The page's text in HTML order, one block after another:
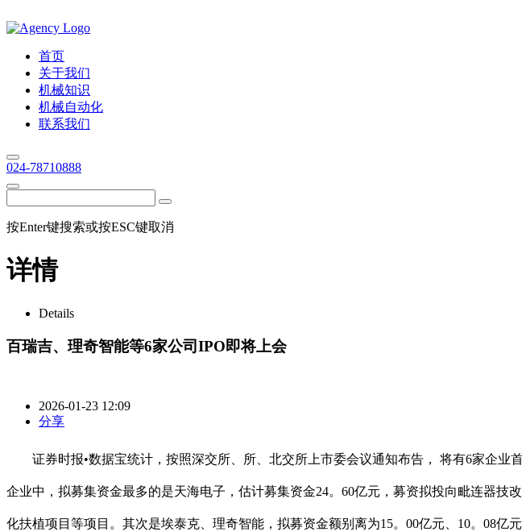
首页
关于我们
机械知识
机械自动化
联系我们
024-78710888
按Enter键搜索或按ESC键取消
详情
Details
百瑞吉、理奇智能等6家公司IPO即将上会
2026-01-23 12:09
分享
证券时报•数据宝统计，按照深交所、所、北交所上市委会议通知布告， 将有6家企业
企业中，拟募集资金最多的是天海电子，估计募集资金24。60亿元，募资拟投向毗连器
化扶植项目等项目。其次是埃泰克、理奇智能，拟募资金额别离为15。00亿元、10。08